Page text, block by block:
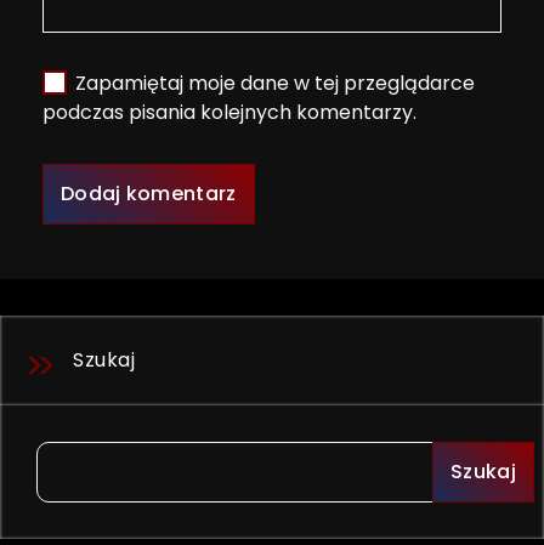
Zapamiętaj moje dane w tej przeglądarce
podczas pisania kolejnych komentarzy.
Szukaj
Szukaj